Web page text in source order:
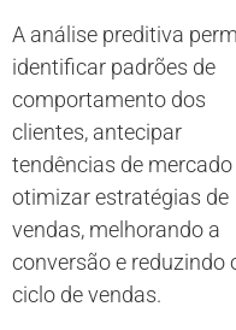
A análise preditiva
identificar padrões de
comportamento dos
clientes, antecipar
tendências de mercado
otimizar estratégias de
vendas, melhorando a
conversão e reduzindo
ciclo de vendas.